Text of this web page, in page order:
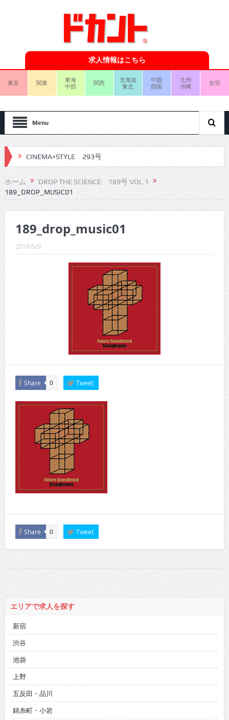
求人情報はこちら
東京 関東
東海
中部
関西
北海道
東北
中国
四国
九州
沖縄
在宅
Menu
CINEMA×STYLE 293号
CINEMA×STYLE 292号
CINEMA×STYLE 291号
CINEMA×STYLE 289号
CINEMA×STYLE 286号
CINEMA×STYLE 285号
ホーム
DROP THE SCIENCE 189号 VOL.1
189_DROP_MUSIC01
189_drop_music01
2018/5/9
Share 0 Tweet
Share 0 Tweet
エリアで求人を探す
新宿
渋谷
池袋
上野
五反田・品川
錦糸町・小岩